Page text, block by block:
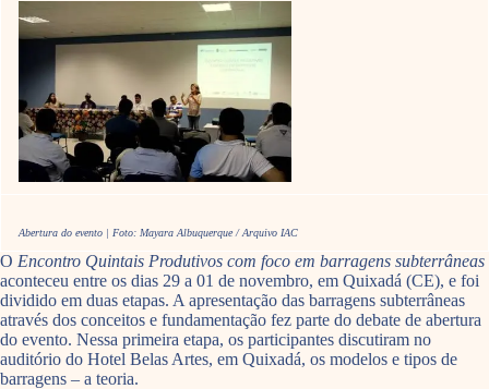
Abertura do evento | Foto: Mayara Albuquerque / Arquivo IAC
O Encontro Quintais Produtivos com foco em barragens subterrâneas
aconteceu entre os dias 29 a 01 de novembro, em Quixadá (CE), e foi
dividido em duas etapas. A apresentação das barragens subterrâneas
através dos conceitos e fundamentação fez parte do debate de abertura
do evento. Nessa primeira etapa, os participantes discutiram no
auditório do Hotel Belas Artes, em Quixadá, os modelos e tipos de
barragens – a teoria.